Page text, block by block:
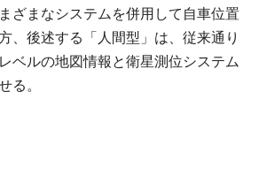
ざまなシステムを併用して自車位置
、後述する「人間型」は、従来通り
ベルの地図情報と衛星測位システム
る。